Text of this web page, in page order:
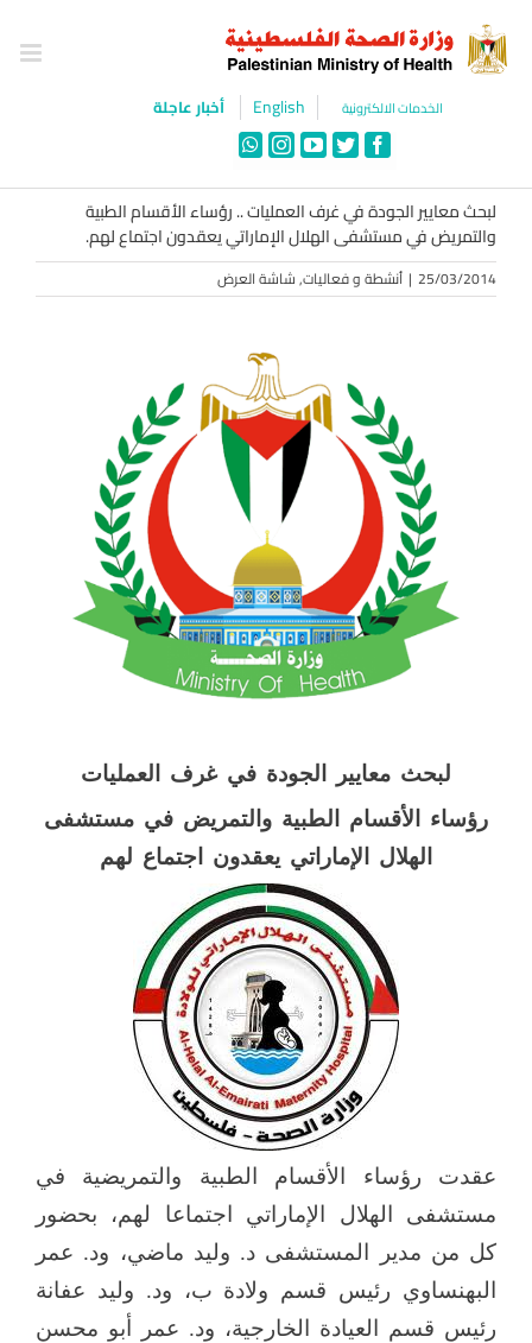
content
الخدمات الالكترونية English أخبار عاجلة
Facebook
Twitter
YouTube
Instagram
WhatsApp
لبحث معايير الجودة في غرف العمليات .. رؤساء الأقسام الطبية
والتمريض في مستشفى الهلال الإماراتي يعقدون اجتماع لهم.
25/03/2014
| أنشطة و فعاليات,شاشة العرض
لبحث معايير الجودة في غرف العمليات
رؤساء الأقسام الطبية والتمريض في مستشفى
الهلال الإماراتي يعقدون اجتماع لهم
عقدت رؤساء الأقسام الطبية والتمريضية في
مستشفى الهلال الإماراتي اجتماعا لهم، بحضور
كل من مدير المستشفى د. وليد ماضي، ود. عمر
البهنساوي رئيس قسم ولادة ب، ود. وليد عفانة
رئيس قسم العيادة الخارجية، ود. عمر أبو محسن